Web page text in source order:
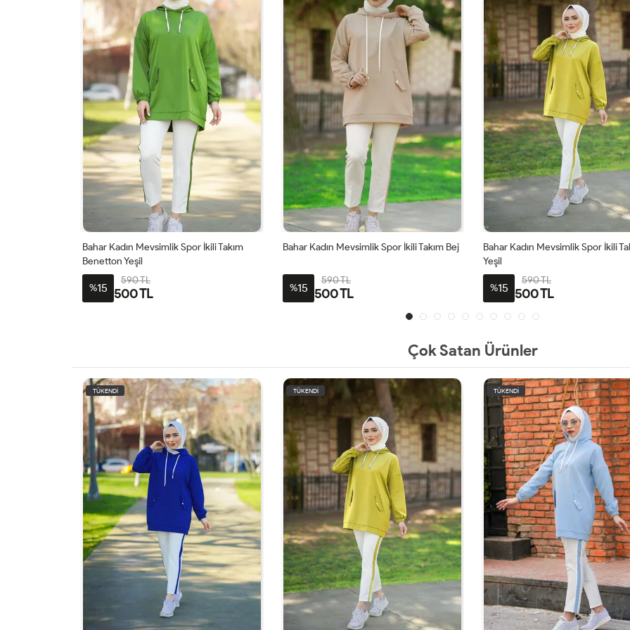
Bahar Kadın Mevsimlik Spor İkili Takım Bej
%15
590 TL
500 TL
Bahar Kadın Mevsimlik Spor İkili Takım Yağ
%15
590 TL
500 TL
Bahar Kadın Mevsimlik Spor İkili
Saks
%15
590 TL
500 TL
Çok Satan Ürünler
TÜKENDİ TÜKENDİ TÜKENDİ